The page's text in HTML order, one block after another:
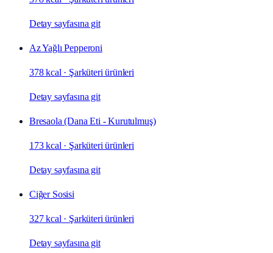
Detay sayfasına git
Az Yağlı Pepperoni
378 kcal · Şarküteri ürünleri
Detay sayfasına git
Bresaola (Dana Eti - Kurutulmuş)
173 kcal · Şarküteri ürünleri
Detay sayfasına git
Ciğer Sosisi
327 kcal · Şarküteri ürünleri
Detay sayfasına git